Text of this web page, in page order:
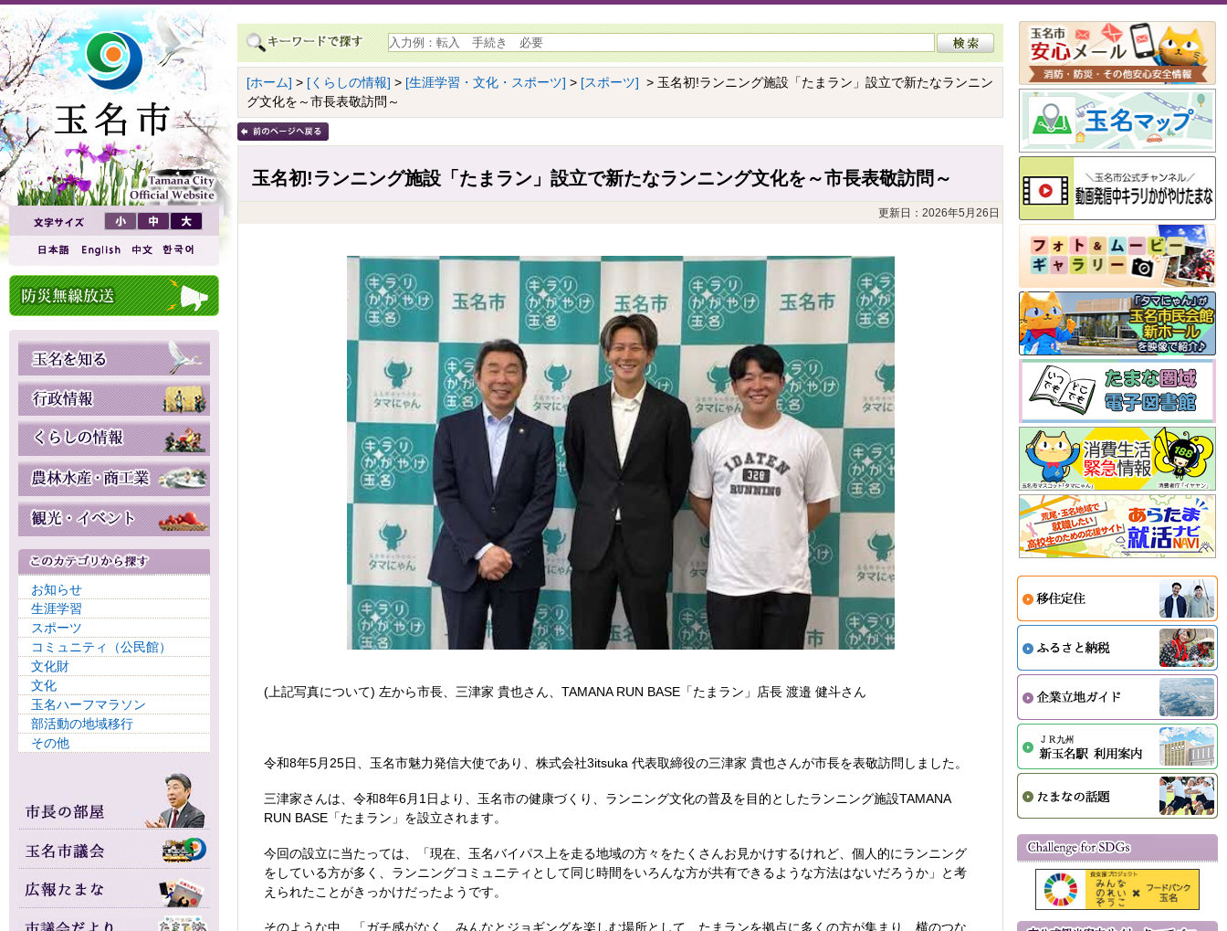
お知らせ
生涯学習
スポーツ
コミュニティ（公民館）
文化財
文化
玉名ハーフマラソン
部活動の地域移行
その他
[ホーム] > [くらしの情報] > [生涯学習・文化・スポーツ] > [スポーツ] > 玉名初!ランニング施設「たまラン」設立で新たなランニン
グ文化を～市長表敬訪問～
玉名初!ランニング施設「たまラン」設立で新たなランニング文化を～市長表敬訪問～
更新日：2026年5月26日
(上記写真について) 左から市長、三津家 貴也さん、TAMANA RUN BASE「たまラン」店長 渡邉 健斗さん
令和8年5月25日、玉名市魅力発信大使であり、株式会社3itsuka 代表取締役の三津家 貴也さんが市長を表敬訪問しました。
三津家さんは、令和8年6月1日より、玉名市の健康づくり、ランニング文化の普及を目的としたランニング施設TAMANA
RUN BASE「たまラン」を設立されます。
今回の設立に当たっては、「現在、玉名バイパス上を走る地域の方々をたくさんお見かけするけれど、個人的にランニング
をしている方が多く、ランニングコミュニティとして同じ時間をいろんな方が共有できるような方法はないだろうか」と考
えられたことがきっかけだったようです。
そのような中、「ガチ感がなく、みんなとジョギングを楽しむ場所として、たまランを拠点に多くの方が集まり、横のつな